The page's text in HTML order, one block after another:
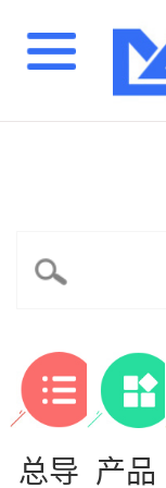
总导 产品